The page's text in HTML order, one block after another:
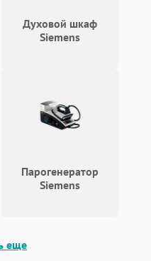
Духовой шкаф
Siemens
Парогенератор
Siemens
еще